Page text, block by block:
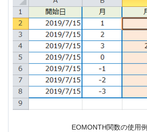
EOMONTH関数の使用例